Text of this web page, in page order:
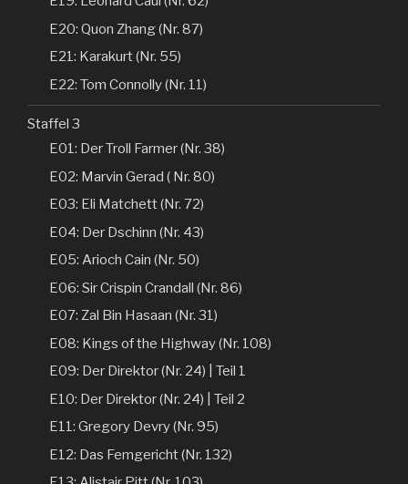
E20: Quon Zhang (Nr. 87)
E21: Karakurt (Nr. 55)
E22: Tom Connolly (Nr. 11)
Staffel 3
E01: Der Troll Farmer (Nr. 38)
E02: Marvin Gerad ( Nr. 80)
E03: Eli Matchett (Nr. 72)
E04: Der Dschinn (Nr. 43)
E05: Arioch Cain (Nr. 50)
E06: Sir Crispin Crandall (Nr. 86)
E07: Zal Bin Hasaan (Nr. 31)
E08: Kings of the Highway (Nr. 108)
E09: Der Direktor (Nr. 24) | Teil 1
E10: Der Direktor (Nr. 24) | Teil 2
E11: Gregory Devry (Nr. 95)
E12: Das Femgericht (Nr. 132)